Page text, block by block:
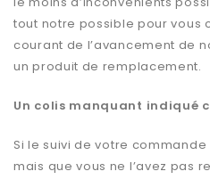
tout notre possible pour vous
courant de l’avancement de
un produit de remplacement.
Un colis manquant indiqué
Si le suivi de votre
mais que vous ne l’avez pas